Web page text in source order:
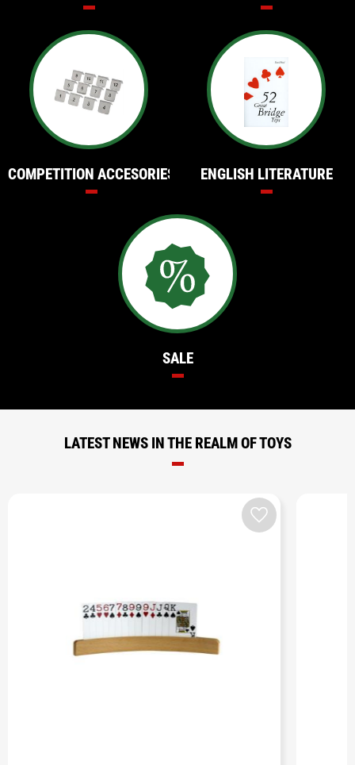
COMPETITION ACCESORIES ENGLISH LITERATURE
SALE
LATEST NEWS IN THE REALM OF TOYS
Add to favorites